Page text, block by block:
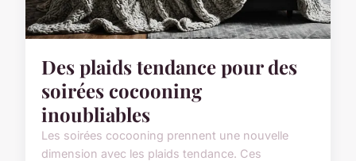
Des plaids tendance pour des
soirées cocooning
inoubliables
Les soirées cocooning prennent une nouvelle
dimension avec les plaids tendance. Ces